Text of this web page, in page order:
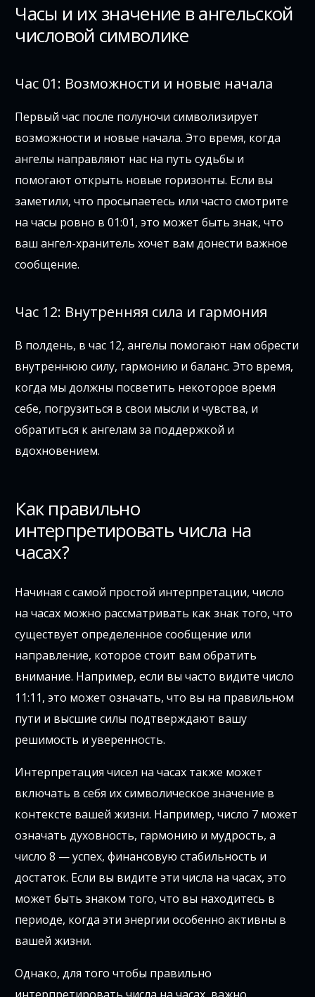
Часы и их значение в ангельской
числовой символике
Час 01: Возможности и новые начала
Первый час после полуночи символизирует
возможности и новые начала. Это время, когда
ангелы направляют нас на путь судьбы и
помогают открыть новые горизонты. Если вы
заметили, что просыпаетесь или часто смотрите
на часы ровно в 01:01, это может быть знак, что
ваш ангел-хранитель хочет вам донести важное
сообщение.
Час 12: Внутренняя сила и гармония
В полдень, в час 12, ангелы помогают нам обрести
внутреннюю силу, гармонию и баланс. Это время,
когда мы должны посветить некоторое время
себе, погрузиться в свои мысли и чувства, и
обратиться к ангелам за поддержкой и
вдохновением.
Как правильно
интерпретировать числа на
часах?
Начиная с самой простой интерпретации, число
на часах можно рассматривать как знак того, что
существует определенное сообщение или
направление, которое стоит вам обратить
внимание. Например, если вы часто видите число
11:11, это может означать, что вы на правильном
пути и высшие силы подтверждают вашу
решимость и уверенность.
Интерпретация чисел на часах также может
включать в себя их символическое значение в
контексте вашей жизни. Например, число 7 может
означать духовность, гармонию и мудрость, а
число 8 — успех, финансовую стабильность и
достаток. Если вы видите эти числа на часах, это
может быть знаком того, что вы находитесь в
периоде, когда эти энергии особенно активны в
вашей жизни.
Однако, для того чтобы правильно